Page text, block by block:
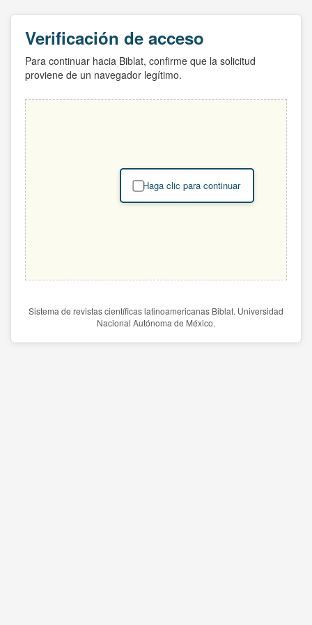
Verificación de acceso
Para continuar hacia Biblat, confirme que la solicitud
proviene de un navegador legítimo.
Haga clic para continuar
Sistema de revistas científicas latinoamericanas Biblat. Universidad
Nacional Autónoma de México.